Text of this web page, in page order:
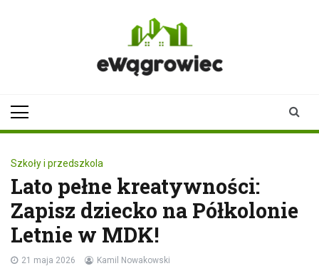
Szkoły i przedszkola
Lato pełne kreatywności:
Zapisz dziecko na Półkolonie
Letnie w MDK!
21 maja 2026 Kamil Nowakowski